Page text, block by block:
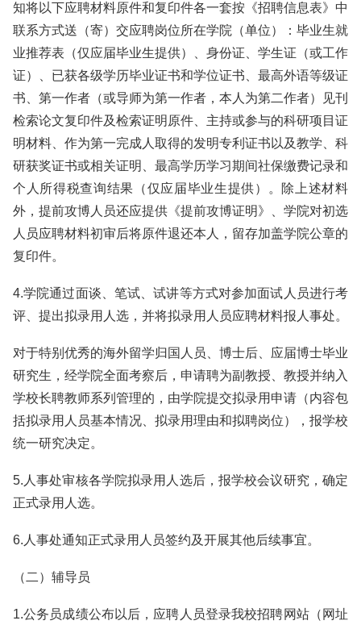
知将以下应聘材料原件和复印件各一套按《招聘信息表》中
联系方式送（寄）交应聘岗位所在学院（单位）：毕业生就
业推荐表（仅应届毕业生提供）、身份证、学生证（或工作
证）、已获各级学历毕业证书和学位证书、最高外语等级证
书、第一作者（或导师为第一作者，本人为第二作者）见刊
检索论文复印件及检索证明原件、主持或参与的科研项目证
明材料、作为第一完成人取得的发明专利证书以及教学、科
研获奖证书或相关证明、最高学历学习期间社保缴费记录和
个人所得税查询结果（仅应届毕业生提供）。除上述材料
外，提前攻博人员还应提供《提前攻博证明》、学院对初选
人员应聘材料初审后将原件退还本人，留存加盖学院公章的
复印件。
4.学院通过面谈、笔试、试讲等方式对参加面试人员进行考
评、提出拟录用人选，并将拟录用人员应聘材料报人事处。
对于特别优秀的海外留学归国人员、博士后、应届博士毕业
研究生，经学院全面考察后，申请聘为副教授、教授并纳入
学校长聘教师系列管理的，由学院提交拟录用申请（内容包
括拟录用人员基本情况、拟录用理由和拟聘岗位），报学校
统一研究决定。
5.人事处审核各学院拟录用人选后，报学校会议研究，确定
正式录用人选。
6.人事处通知正式录用人员签约及开展其他后续事宜。
（二）辅导员
1.公务员成绩公布以后，应聘人员登录我校招聘网站（网址